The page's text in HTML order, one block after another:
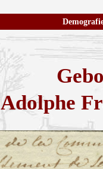
Adolphe